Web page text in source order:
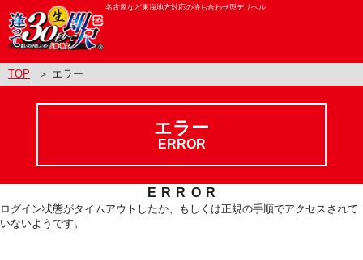
名古屋など東海地方対応の待ち合わせ型デリヘル
TOP ＞ エラー
エラー
ERROR
ERROR
ログイン状態がタイムアウトしたか、もしくは正規の手順でアクセスされて
いないようです。